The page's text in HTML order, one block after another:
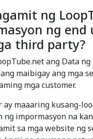
ng
ng end
third party?
ang Data ng
maibigay ang mga
mga customer.
ay maaaring kusang-
ng impormasyon na
sa mga website ng